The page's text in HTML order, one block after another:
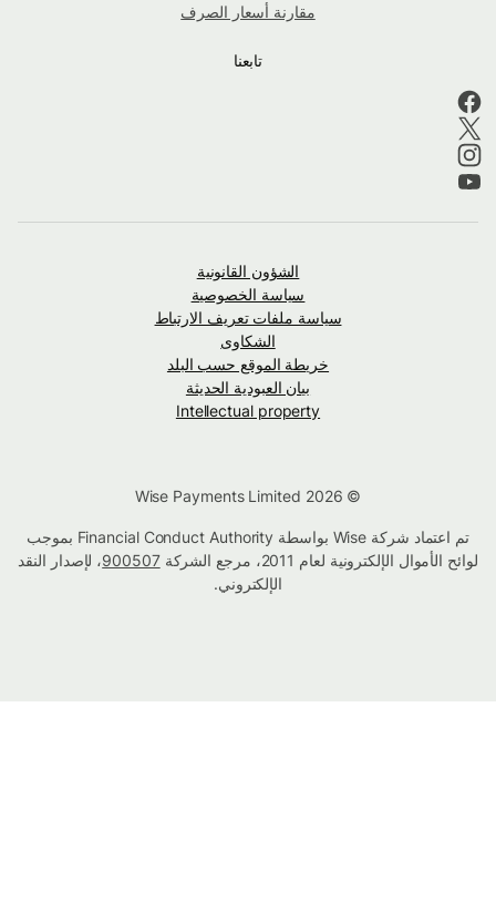
مقارنة أسعار الصرف
تابعنا
الشؤون القانونية
سياسة الخصوصية
سياسة ملفات تعريف الارتباط
الشكاوى
خريطة الموقع حسب البلد
بيان العبودية الحديثة
Intellectual property
تم اعتماد شركة Wise بواسطة Financial Conduct Authority بموجب
لوائح الأموال الإلكترونية لعام 2011، مرجع الشركة
900507، لإصدار النقد
الإلكتروني.